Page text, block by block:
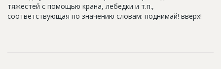
Инвестпроекты
тяжестей с помощью крана, лебедки и т.п.,
соответствующая по значению словам: поднимай! вверх!